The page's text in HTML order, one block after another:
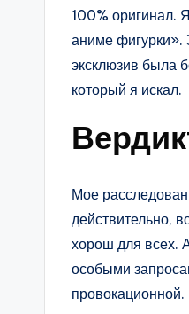
100% оригинал.
аниме фигурки».
эксклюзив была
который я искал.
Мое
действительно,
хорош для всех.
особыми
провокационной.